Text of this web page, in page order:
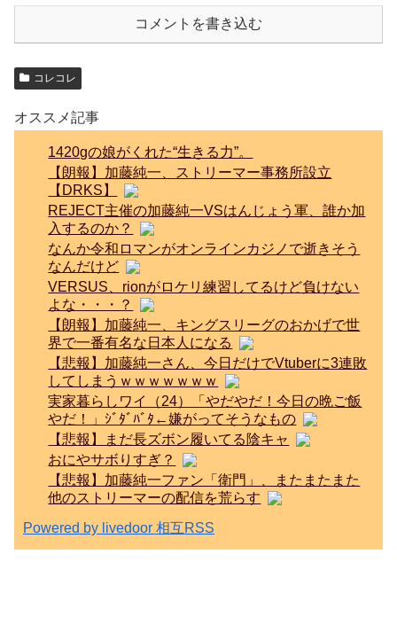
コメントを書き込む
コレコレ
オススメ記事
1420gの娘がくれた“生きる力”。
【朗報】加藤純一、ストリーマー事務所設立
【DRKS】
REJECT主催の加藤純一VSはんじょう軍、誰か加
入するのか？
なんか令和ロマンがオンラインカジノで逝きそう
なんだけど
VERSUS、rionがロケリ練習してるけど負けない
よな・・・？
【朗報】加藤純一、キングスリーグのおかげで世
界で一番有名な日本人になる
【悲報】加藤純一さん、今日だけでVtuberに3連敗
してしまうｗｗｗｗｗｗｗ
実家暮らしワイ（24）「やだやだ！今日の晩ご飯
やだ！」ｼﾞﾀﾞﾊﾞﾀ←嫌がってそうなもの
【悲報】まだ長ズボン履いてる陰キャ
おにやサボりすぎ？
【悲報】加藤純一ファン「衛門」、またまたまた
他のストリーマーの配信を荒らす
Powered by livedoor 相互RSS